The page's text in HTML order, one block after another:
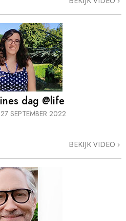
dag @life
27 SEPTEMBER 2022
BEKIJK VIDEO